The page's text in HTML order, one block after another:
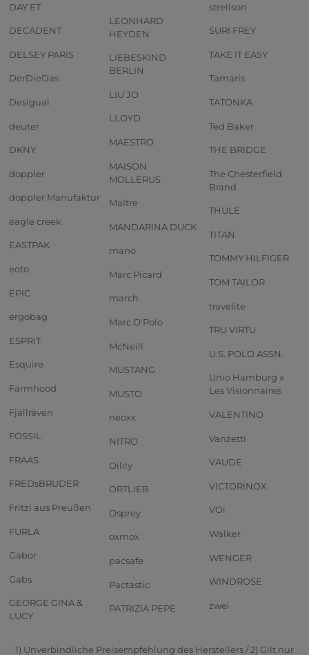
DAY ET
DECADENT
DELSEY PARIS
DerDieDas
Desigual
deuter
DKNY
doppler
doppler Manufaktur
eagle creek
EASTPAK
eoto
EPIC
ergobag
ESPRIT
Esquire
Farmhood
Fjällräven
FOSSIL
FRAAS
FREDsBRUDER
Fritzi aus Preußen
FURLA
Gabor
Gabs
GEORGE GINA &
LUCY
LEONHARD
HEYDEN
LIEBESKIND
BERLIN
LIU JO
LLOYD
MAESTRO
MAISON
MOLLERUS
Maître
MANDARINA DUCK
mano
Marc Picard
march
Marc O'Polo
McNeill
MUSTANG
MUSTO
neoxx
NITRO
Oilily
ORTLIEB
Osprey
oxmox
pacsafe
Pactastic
PATRIZIA PEPE
strellson
SURI FREY
TAKE IT EASY
Tamaris
TATONKA
Ted Baker
THE BRIDGE
The Chesterfield
Brand
THULE
TITAN
TOMMY HILFIGER
TOM TAILOR
travelite
TRU VIRTU
U.S. POLO ASSN.
Unio Hamburg x
Les Visionnaires
VALENTINO
Vanzetti
VAUDE
VICTORINOX
VOi
Walker
WENGER
WINDROSE
zwei
1) Unverbindliche Preisempfehlung des Herstellers / 2) Gilt nur